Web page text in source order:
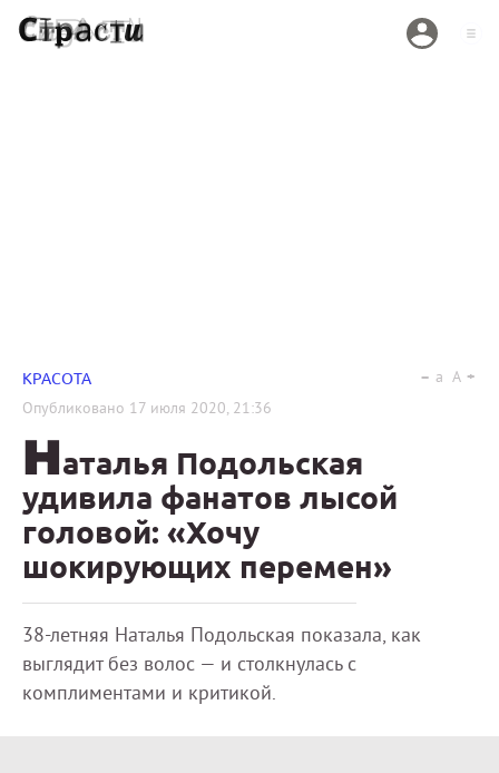
КРАСОТА
Опубликовано 17 июля 2020, 21:36
a A
Наталья Подольская
удивила фанатов лысой
головой: «Хочу
шокирующих перемен»
38-летняя Наталья Подольская показала, как
выглядит без волос — и столкнулась с
комплиментами и критикой.